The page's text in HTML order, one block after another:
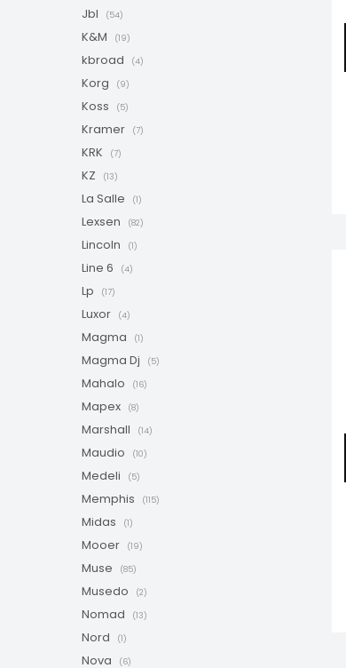
Jbl (54)
K&M (19)
kbroad (4)
Korg (9)
Koss (5)
Kramer (7)
KRK (7)
KZ (13)
La Salle (1)
Lexsen (82)
Lincoln (1)
Line 6 (4)
Lp (17)
Luxor (4)
Magma (1)
Magma Dj (5)
Mahalo (16)
Mapex (8)
Marshall (14)
Maudio (10)
Medeli (5)
Memphis (115)
Midas (1)
Mooer (19)
Muse (85)
Musedo (2)
Nomad (13)
Nord (1)
Nova (6)